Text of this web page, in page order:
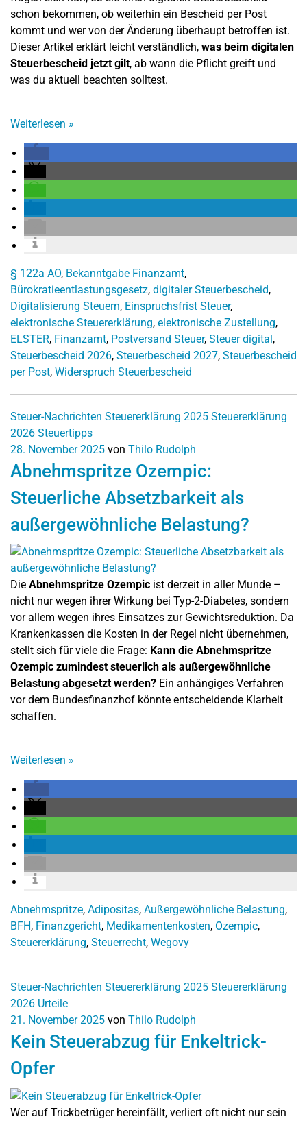
schon bekommen, ob weiterhin ein Bescheid per Post
kommt und wer von der Änderung überhaupt betroffen ist.
Dieser Artikel erklärt leicht verständlich, was beim digitalen
Steuerbescheid jetzt gilt, ab wann die Pflicht greift und
was du aktuell beachten solltest.
Weiterlesen »
§ 122a AO, Bekanntgabe Finanzamt,
Bürokratieentlastungsgesetz, digitaler Steuerbescheid,
Digitalisierung Steuern, Einspruchsfrist Steuer,
elektronische Steuererklärung, elektronische Zustellung,
ELSTER, Finanzamt, Postversand Steuer, Steuer digital,
Steuerbescheid 2026, Steuerbescheid 2027, Steuerbescheid
per Post, Widerspruch Steuerbescheid
Steuer-Nachrichten Steuererklärung 2025 Steuererklärung
2026 Steuertipps
28. November 2025 von Thilo Rudolph
Abnehmspritze Ozempic:
Steuerliche Absetzbarkeit als
außergewöhnliche Belastung?
Die Abnehmspritze Ozempic ist derzeit in aller Munde –
nicht nur wegen ihrer Wirkung bei Typ-2-Diabetes, sondern
vor allem wegen ihres Einsatzes zur Gewichtsreduktion. Da
Krankenkassen die Kosten in der Regel nicht übernehmen,
stellt sich für viele die Frage: Kann die Abnehmspritze
Ozempic zumindest steuerlich als außergewöhnliche
Belastung abgesetzt werden? Ein anhängiges Verfahren
vor dem Bundesfinanzhof könnte entscheidende Klarheit
schaffen.
Weiterlesen »
Abnehmspritze, Adipositas, Außergewöhnliche Belastung,
BFH, Finanzgericht, Medikamentenkosten, Ozempic,
Steuererklärung, Steuerrecht, Wegovy
Steuer-Nachrichten Steuererklärung 2025 Steuererklärung
2026 Urteile
21. November 2025 von Thilo Rudolph
Kein Steuerabzug für Enkeltrick-
Opfer
Wer auf Trickbetrüger hereinfällt, verliert oft nicht nur sein